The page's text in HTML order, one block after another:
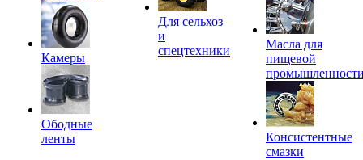
Камеры
Ободные
ленты
Для сельхоз
и
спецтехники
Масла для
пищевой
Консистентные
смазки